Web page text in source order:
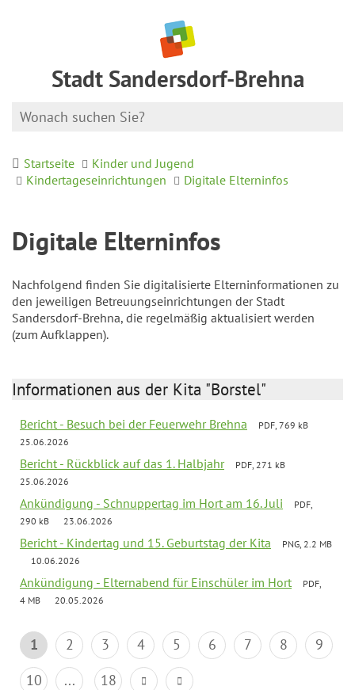
Stadt Sandersdorf-Brehna
Startseite
Kinder und Jugend
Kindertageseinrichtungen
Digitale Elterninfos
Digitale Elterninfos
Nachfolgend finden Sie digitalisierte Elterninformationen zu
den jeweiligen Betreuungseinrichtungen der Stadt
Sandersdorf-Brehna, die regelmäßig aktualisiert werden
(zum Aufklappen).
Informationen aus der Kita "Borstel"
Bericht - Besuch bei der Feuerwehr Brehna
PDF, 769 kB
25.06.2026
Bericht - Rückblick auf das 1. Halbjahr
PDF, 271 kB
25.06.2026
Ankündigung - Schnuppertag im Hort am 16. Juli
PDF,
290 kB
23.06.2026
Bericht - Kindertag und 15. Geburtstag der Kita
PNG, 2.2 MB
10.06.2026
Ankündigung - Elternabend für Einschüler im Hort
PDF,
4 MB
20.05.2026
1 2 3 4 5 6 7 8
9
10
... 18